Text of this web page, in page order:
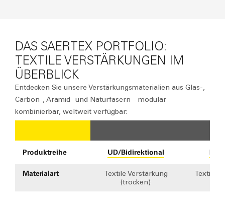
DAS SAERTEX PORTFOLIO:
TEXTILE VERSTÄRKUNGEN IM
ÜBERBLICK
Entdecken Sie unsere Verstärkungsmaterialien aus Glas-,
Carbon-, Aramid- und Naturfasern – modular
kombinierbar, weltweit verfügbar:
Produktreihe UD/Bidirektional
Materialart
Textile Verstärkung
(trocken)
Textile